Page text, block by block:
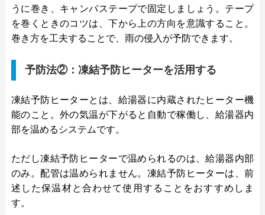
うに巻き、キャンバステープで固定しましょう。テープ
を巻くときのコツは、下から上の方向を意識すること。
巻き方を工夫することで、雨の侵入が予防できます。
予防法②：凍結予防ヒーターを活用する
凍結予防ヒーターとは、給湯器に内蔵されたヒーター機
能のこと。外の気温が下がると自動で稼働し、給湯器内
部を温めるシステムです。
ただし凍結予防ヒーターで温められるのは、給湯器内部
のみ。配管は温められません。凍結予防ヒーターは、前
述した保温材と合わせて使用することをおすすめしま
す。